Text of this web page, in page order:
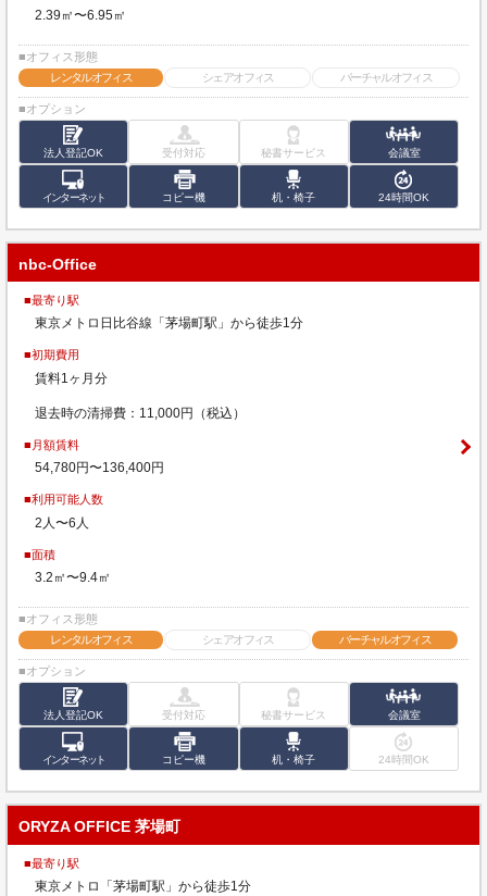
2.39㎡〜6.95㎡
■オフィス形態
レンタルオフィス
シェアオフィス バーチャルオフィス
■オプション
法人登記OK 受付対応 秘書サービス 会議室
インターネット コピー機 机・椅子 24時間OK
nbc-Office
■最寄り駅
東京メトロ日比谷線「茅場町駅」から徒歩1分
■初期費用
賃料1ヶ月分
退去時の清掃費：11,000円（税込）
■月額賃料
54,780円〜136,400円
■利用可能人数
2人〜6人
■面積
3.2㎡〜9.4㎡
■オフィス形態
レンタルオフィス
シェアオフィス バーチャルオフィス
■オプション
法人登記OK 受付対応 秘書サービス 会議室
インターネット コピー機 机・椅子 24時間OK
ORYZA OFFICE 茅場町
■最寄り駅
東京メトロ「茅場町駅」から徒歩1分